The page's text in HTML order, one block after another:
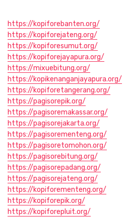
https://kopiforebanten.org/
https://kopiforejateng.org/
https://kopiforesumut.org/
https://kopiforejayapura.org/
https://mixuebitung.org/
https://kopikenanganjayapura.org/
https://kopiforetangerang.org/
https://pagisorepik.org/
https://pagisoremakassar.org/
https://pagisorejakarta.org/
https://pagisorementeng.org/
https://pagisoretomohon.org/
https://pagisorebitung.org/
https://pagisorepadang.org/
https://pagisorejateng.org/
https://kopiforementeng.org/
https://kopiforepik.org/
https://kopiforepluit.org/